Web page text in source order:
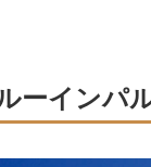
ーインパ